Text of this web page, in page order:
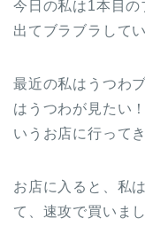
今日の私は1本目の
出てブラブラして
最近の私はうつわ
はうつわが見たい
いうお店に行って
お店に入ると、私
て、速攻で買いまし